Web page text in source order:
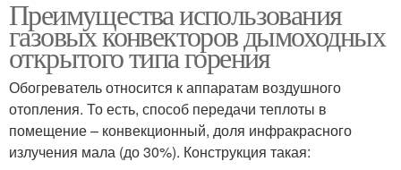
Преимущества использования
газовых конвекторов дымоходных
открытого типа горения
Обогреватель относится к аппаратам воздушного
отопления. То есть, способ передачи теплоты в
помещение – конвекционный, доля инфракрасного
излучения мала (до 30%). Конструкция такая: